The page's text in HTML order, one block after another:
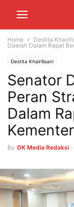
Home Destita
Daerah Dalam Rapat
Destita Khairilisani
Senator
Peran
Dalam
By DK Media Redaksi -